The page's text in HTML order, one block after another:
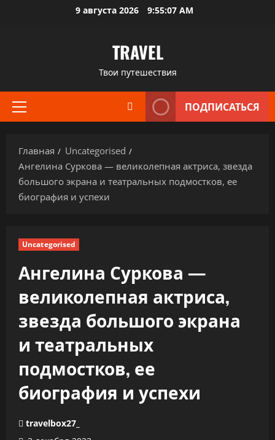
9 августа 2026 9:55:08 AM
TRAVEL
Твои путешествия
Основное
ПОДПИСАТЬСЯ
Главная
Uncategorised
Ангелина Суркова — великолепная актриса, звезда
большого экрана и театральных подмостков, ее
биография и успехи
Uncategorised
Ангелина Суркова —
великолепная актриса,
звезда большого экрана
и театральных
подмостков, ее
биография и успехи
travelbox27_